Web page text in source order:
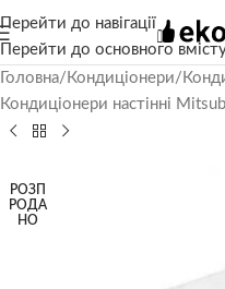
Перейти до навігації
Перейти до основного
Головна/ Кондиціонери/
Кондиціонери настінні
РОЗП
РОДА
НО